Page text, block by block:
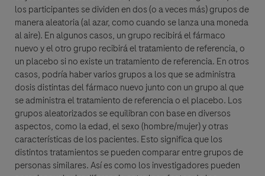
los participantes se dividen en dos (o a veces más) grupos de
manera aleatoria (al azar, como cuando se lanza una moneda
al aire). En algunos casos, un grupo recibirá el fármaco
nuevo y el otro grupo recibirá el tratamiento de referencia, o
un placebo si no existe un tratamiento de referencia. En otros
casos, podría haber varios grupos a los que se administra
dosis distintas del fármaco nuevo junto con un grupo al que
se administra el tratamiento de referencia o el placebo. Los
grupos aleatorizados se equilibran con base en diversos
aspectos, como la edad, el sexo (hombre/mujer) y otras
características de los pacientes. Esto significa que los
distintos tratamientos se pueden comparar entre grupos de
personas similares. Así es como los investigadores pueden